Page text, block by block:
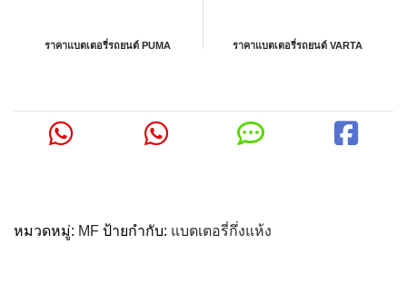
ราคาแบตเตอรี่รถยนต์ PUMA ราคาแบตเตอรี่รถยนต์ VARTA
หมวดหมู่: MF ป้ายกำกับ: แบตเตอรี่กึ่งแห้ง